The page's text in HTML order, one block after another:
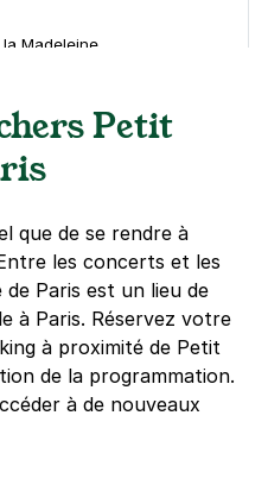
Madeleine
€/semaine
de l'Est - Poissonnière
Petit
que de se rendre à
les concerts et les
Paris est un lieu de
à Paris. Réservez votre
à proximité de Petit
de la programmation.
à de nouveaux